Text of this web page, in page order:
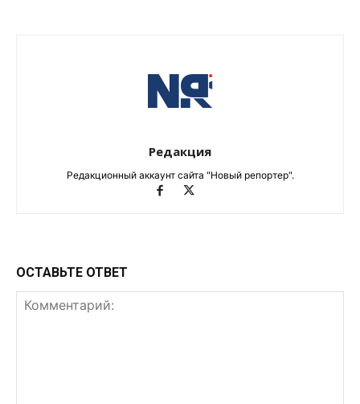
Редакция
Редакционный аккаунт сайта "Новый репортер".
ОСТАВЬТЕ ОТВЕТ